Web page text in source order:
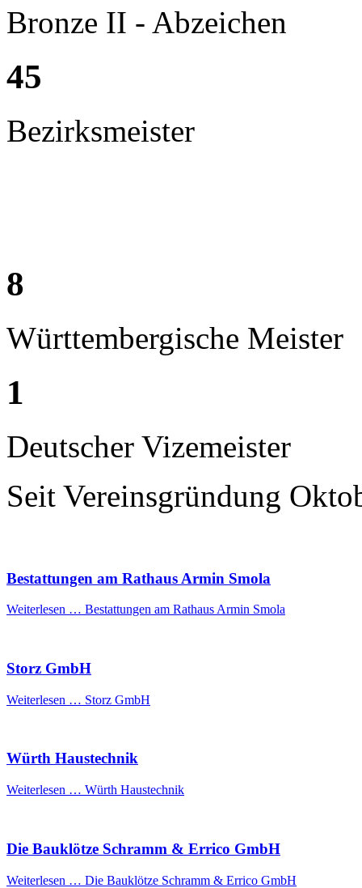
Bronze II - Abzeichen
45
Bezirksmeister
8
Württembergische Meister
1
Deutscher Vizemeister
Seit Vereinsgründung
Bestattungen am Rathaus Armin Smola
Weiterlesen … Bestattungen am Rathaus Armin Smola
Storz GmbH
Weiterlesen … Storz GmbH
Würth Haustechnik
Weiterlesen … Würth Haustechnik
Die Bauklötze Schramm & Errico GmbH
Weiterlesen … Die Bauklötze Schramm & Errico GmbH